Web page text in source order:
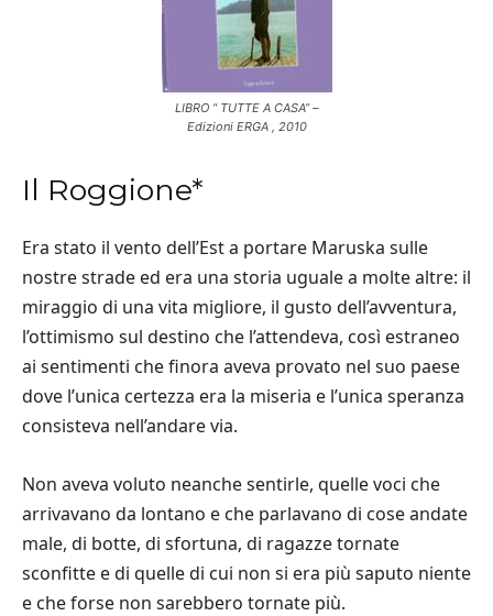
LIBRO “ TUTTE A CASA” –
Edizioni ERGA , 2010
Il Roggione*
Era stato il vento dell’Est a portare Maruska sulle
nostre strade ed era una storia uguale a molte altre: il
miraggio di una vita migliore, il gusto dell’avventura,
l’ottimismo sul destino che l’attendeva, così estraneo
ai sentimenti che finora aveva provato nel suo paese
dove l’unica certezza era la miseria e l’unica speranza
consisteva nell’andare via.
Non aveva voluto neanche sentirle, quelle voci che
arrivavano da lontano e che parlavano di cose andate
male, di botte, di sfortuna, di ragazze tornate
sconfitte e di quelle di cui non si era più saputo niente
e che forse non sarebbero tornate più.